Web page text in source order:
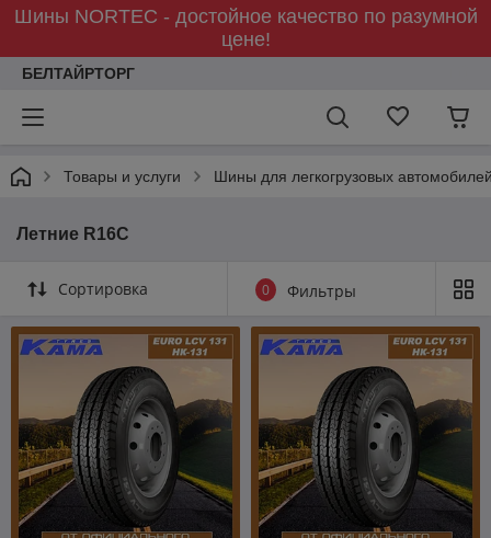
Шины NORTEC - достойное качество по разумной
цене!
БЕЛТАЙРТОРГ
Товары и услуги Шины для легкогрузовых
Летние R16С
Сортировка 0 Фильтры